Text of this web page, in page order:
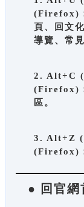
(Firefox)
頁、回文
導覽、常
2. Alt+C
(Firefox)
區。
3. Alt+Z
(Firefox)
● 回官網